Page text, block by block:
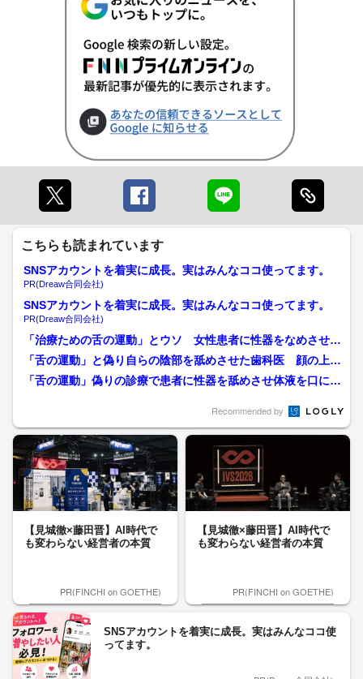
こちらも読まれています
SNSアカウントを着実に成長。実はみんなココ使ってます。
PR(Dreaw合同会社)
SNSアカウントを着実に成長。実はみんなココ使ってます。
PR(Dreaw合同会社)
「治療ための舌の運動」とウソ 女性患者に性器をなめさせた
歯科医師 患者は「まさか...
「舌の運動」と偽り自らの陰部を舐めさせた歯科医 顔の上半
分を覆い…初公判で明らか...
「舌の運動」偽りの診療で患者に性器を舐めさせ体液を口に含
Recommended by
【見城徹×藤田晋】AI時代で
も変わらない経営者の本質
PR(FINCHI on GOETHE)
【見城徹×藤田晋】AI時代で
も変わらない経営者の本質
PR(FINCHI on GOETHE)
SNSアカウントを着実に成長。実はみんなココ使
ってます。